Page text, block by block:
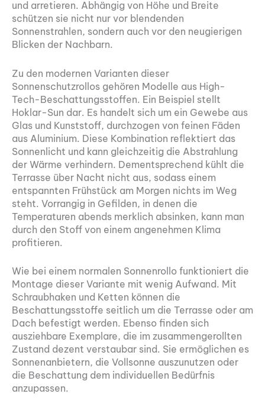
und arretieren. Abhängig von Höhe und Breite
schützen sie nicht nur vor blendenden
Sonnenstrahlen, sondern auch vor den neugierigen
Blicken der Nachbarn.
Zu den modernen Varianten dieser
Sonnenschutzrollos gehören Modelle aus High-
Tech-Beschattungsstoffen. Ein Beispiel stellt
Hoklar-Sun dar. Es handelt sich um ein Gewebe aus
Glas und Kunststoff, durchzogen von feinen Fäden
aus Aluminium. Diese Kombination reflektiert das
Sonnenlicht und kann gleichzeitig die Abstrahlung
der Wärme verhindern. Dementsprechend kühlt die
Terrasse über Nacht nicht aus, sodass einem
entspannten Frühstück am Morgen nichts im Weg
steht. Vorrangig in Gefilden, in denen die
Temperaturen abends merklich absinken, kann man
durch den Stoff von einem angenehmen Klima
profitieren.
Wie bei einem normalen Sonnenrollo funktioniert die
Montage dieser Variante mit wenig Aufwand. Mit
Schraubhaken und Ketten können die
Beschattungsstoffe seitlich um die Terrasse oder am
Dach befestigt werden. Ebenso finden sich
ausziehbare Exemplare, die im zusammengerollten
Zustand dezent verstaubar sind. Sie ermöglichen es
Sonnenanbietern, die Vollsonne auszunutzen oder
die Beschattung dem individuellen Bedürfnis
anzupassen.